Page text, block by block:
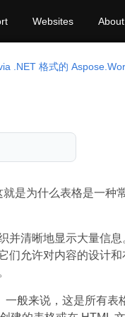
Websites About
.NET 格式的
是为什么表格是一种
并清晰地显示大量信
们允许对内容的设计
一般来说，这是所有